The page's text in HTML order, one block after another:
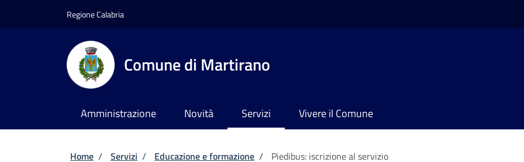
Regione Calabria
Comune di Martirano
Amministrazione Novità Servizi Vivere il Comune
Home / Servizi / Educazione e formazione / Piedibus: iscrizione al servizio